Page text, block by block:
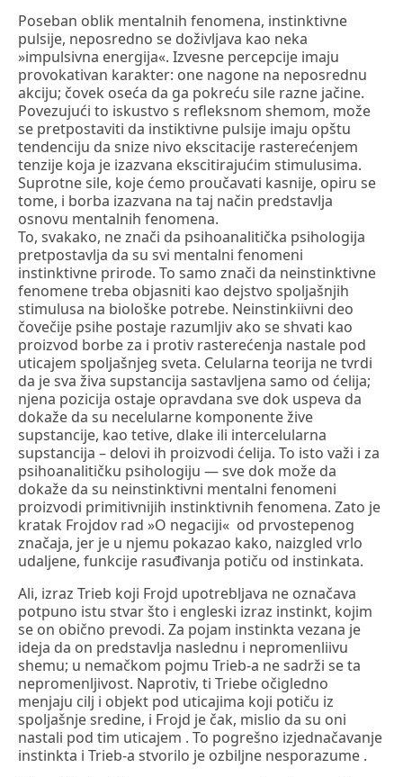
Poseban oblik mentalnih fenomena, instinktivne
pulsije, neposredno se doživljava kao neka
»impulsivna energija«. Izvesne percepcije imaju
provokativan karakter: one nagone na neposrednu
akciju; čovek oseća da ga pokreću sile razne jačine.
Povezujući to iskustvo s refleksnom shemom, može
se pretpostaviti da instiktivne pulsije imaju opštu
tendenciju da snize nivo ekscitacije rasterećenjem
tenzije koja je izazvana ekscitirajućim stimulusima.
Suprotne sile, koje ćemo proučavati kasnije, opiru se
tome, i borba izazvana na taj način predstavlja
osnovu mentalnih fenomena.
To, svakako, ne znači da psihoanalitička psihologija
pretpostavlja da su svi mentalni fenomeni
instinktivne prirode. To samo znači da neinstinktivne
fenomene treba objasniti kao dejstvo spoljašnjih
stimulusa na biološke potrebe. Neinstinkiivni deo
čovečije psihe postaje razumljiv ako se shvati kao
proizvod borbe za i protiv rasterećenja nastale pod
uticajem spoljašnjeg sveta. Celularna teorija ne tvrdi
da je sva živa supstancija sastavljena samo od ćelija;
njena pozicija ostaje opravdana sve dok uspeva da
dokaže da su necelularne komponente žive
supstancije, kao tetive, dlake ili intercelularna
supstancija – delovi ih proizvodi ćelija. To isto važi i za
psihoanalitičku psihologiju — sve dok može da
dokaže da su neinstinktivni mentalni fenomeni
proizvodi primitivnijih instinktivnih fenomena. Zato je
kratak Frojdov rad »O negaciji« od prvostepenog
značaja, jer je u njemu pokazao kako, naizgled vrlo
udaljene, funkcije rasuđivanja potiču od instinkata.
Ali, izraz Trieb koji Frojd upotrebljava ne označava
potpuno istu stvar što i engleski izraz instinkt, kojim
se on obično prevodi. Za pojam instinkta vezana je
ideja da on predstavlja naslednu i nepromenliivu
shemu; u nemačkom pojmu Trieb-a ne sadrži se ta
nepromenljivost. Naprotiv, ti Triebe očigledno
menjaju cilj i objekt pod uticajima koji potiču iz
spoljašnje sredine, i Frojd je čak, mislio da su oni
nastali pod tim uticajem . To pogrešno izjednačavanje
instinkta i Trieb-a stvorilo je ozbiljne nesporazume .